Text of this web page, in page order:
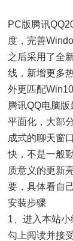
PC版腾讯
度，完善
之后采用了全
线，新增更多
外更匹配
腾讯QQ电脑
平面化，大部
成式的聊天窗
快，不是一般
质意义的更新
要，具体看自
安装步骤
1、进入本站小
勾上阅读并接